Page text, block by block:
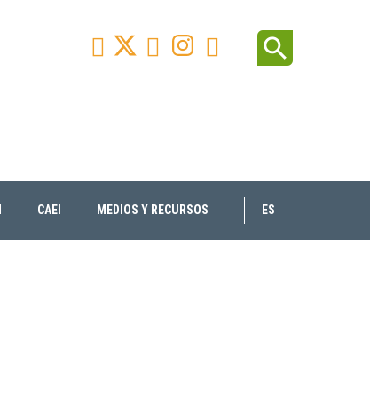
 Facebook
 YoutubeInstagram
 Linkedin
search
CAEI MEDIOS Y RECURSOS ES